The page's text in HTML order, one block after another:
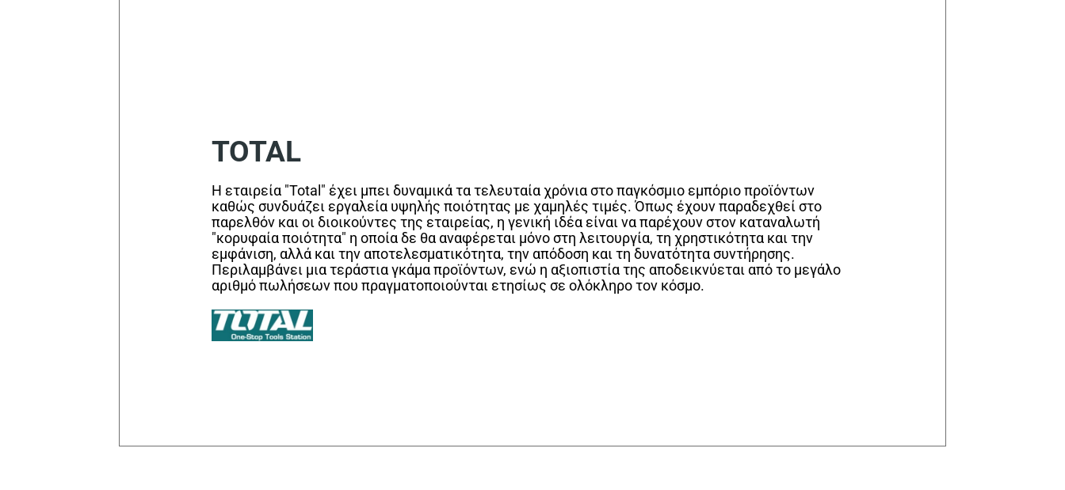
TOTAL
Η εταιρεία "Total" έχει μπει δυναμικά τα τελευταία χρόνια στο παγκόσμιο εμπόριο προϊόντων
καθώς συνδυάζει εργαλεία υψηλής ποιότητας με χαμηλές τιμές. Όπως έχουν παραδεχθεί στο
παρελθόν και οι διοικούντες της εταιρείας, η γενική ιδέα είναι να παρέχουν στον καταναλωτή
"κορυφαία ποιότητα" η οποία δε θα αναφέρεται μόνο στη λειτουργία, τη χρηστικότητα και την
εμφάνιση, αλλά και την αποτελεσματικότητα, την απόδοση και τη δυνατότητα συντήρησης.
Περιλαμβάνει μια τεράστια γκάμα προϊόντων, ενώ η αξιοπιστία της αποδεικνύεται από το μεγάλο
αριθμό πωλήσεων που πραγματοποιούνται ετησίως σε ολόκληρο τον κόσμο.